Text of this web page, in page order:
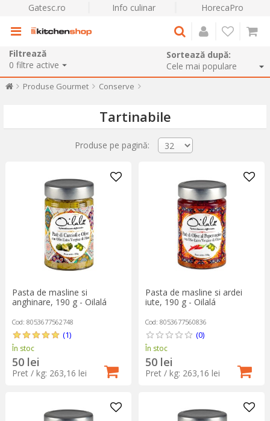
Gatesc.ro Info culinar HorecaPro
Filtrează
0 filtre active
Sortează după:
Produse Gourmet Conserve
Tartinabile
Produse pe pagină:
Pasta de masline si
anghinare, 190 g - Oilalá
Cod: 8053677562748
(1)
În stoc
50 lei
Pret / kg: 263,16 lei
Pasta de masline si ardei
iute, 190 g - Oilalá
Cod: 8053677560836
(0)
În stoc
50 lei
Pret / kg: 263,16 lei